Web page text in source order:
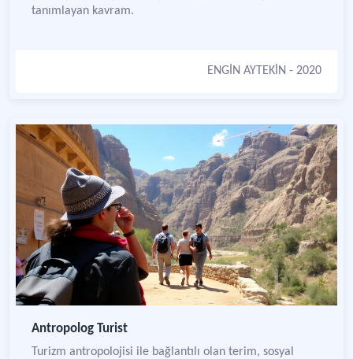
tanımlayan kavram.
ENGİN AYTEKİN - 2020
Antropolog Turist
Turizm antropolojisi ile bağlantılı olan terim, sosyal